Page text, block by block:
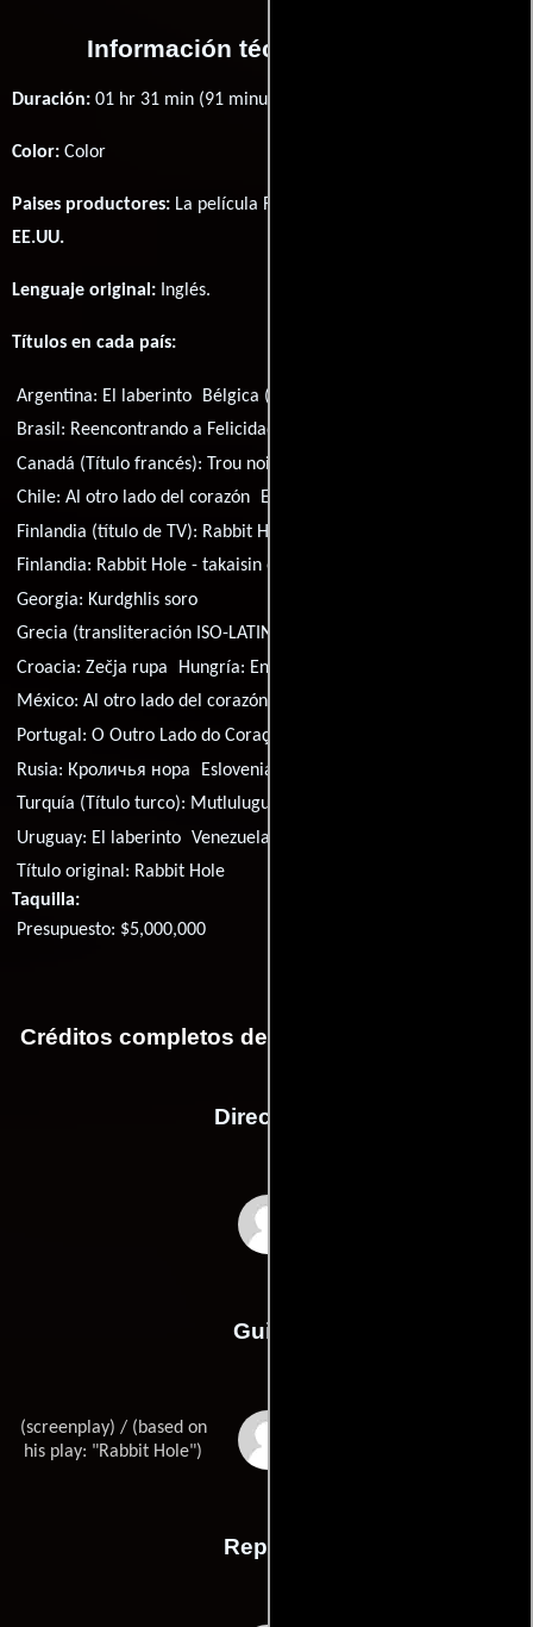
Información técnica y general
Duración: 01 hr 31 min (91 minutos) .
Color: Color
Paises productores: La película Rabbit Hole fué producida en
EE.UU.
Lenguaje original: Inglés.
Títulos en cada país:
Argentina: El laberinto Bélgica (Título francés):
Brasil: Reencontrando a Felicidade
Canadá (Título francés): Trou noir
Chile:Al otro lado del corazón España:
Finlandia (título de TV): Rabbit Hole - Takaisin elämään
Finlandia: Rabbit Hole - takaisin elämään
Georgia: Kurdghlis soro
Grecia (transliteración ISO-LATIN-1):
Croacia:Zečja rupa Hungría: Engedd el!
México:Al otro lado del corazón
Portugal:O Outro Lado do Coração
Rusia: Кроличья нора Eslovenia:
Turquía (Título turco): Mutlulugun Pesinde
Uruguay: El laberinto Venezuela:
Título original: Rabbit Hole
Taquilla:
Presupuesto: $5,000,000
Créditos completos de la película El laberinto
Dirección
Guión
(screenplay) / (based on
his play: "Rabbit Hole")
Reparto